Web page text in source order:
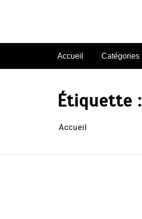
Accueil Catégories
Étiquette :
Accueil